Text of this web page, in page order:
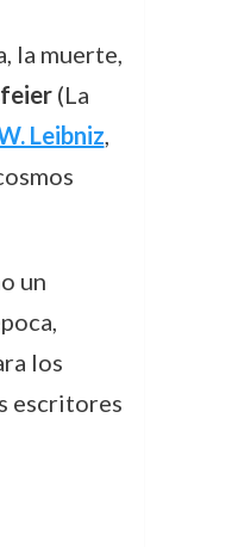
la muerte,
(La
Leibniz,
un
los
escritores